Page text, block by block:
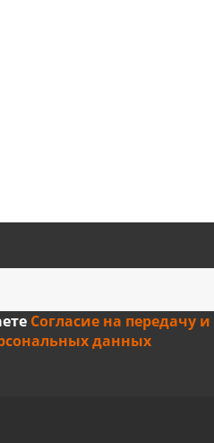
Согласие на передачу
данных